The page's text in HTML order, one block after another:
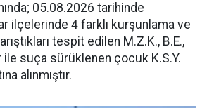
05.08.2026 tarihinde
ilçelerinde 4 farklı kurşunlama ve
tespit edilen M.Z.K., B.E.,
ile suça sürüklenen çocuk K.S.Y.
alınmıştır.